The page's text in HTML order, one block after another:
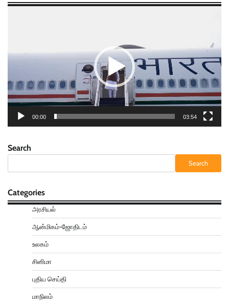
00:00 03:54
Search
Search
Categories
அரசியல்
ஆன்மிகம்-ஜோதிடம்
உலகம்
சினிமா
புதிய செய்தி
மாநிலம்